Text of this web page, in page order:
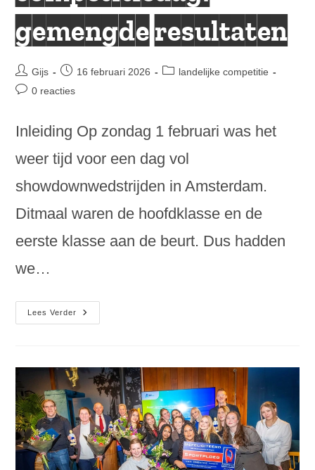
gemengde resultaten
Bericht
auteur:
Gijs
Bericht
gepubliceerd
16 februari 2026 Berichtcategorie:
landelijke competitie
Bericht0 reacties
Inleiding Op zondag 1 februari was het
weer tijd voor een dag vol
showdownwedstrijden in Amsterdam.
Ditmaal waren de hoofdklasse en de
eerste klasse aan de beurt. Dus hadden
we…
Lees Verder
Vierde
Competitiedag: